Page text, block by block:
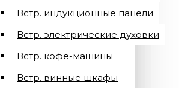
Встр. индукционные панели
Встр. электрические духовки
Встр. кофе-машины
Встр. винные шкафы